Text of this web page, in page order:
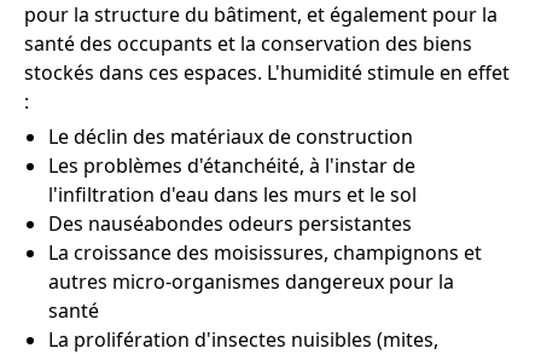
pour la structure du bâtiment, et également pour la
santé des occupants et la conservation des biens
stockés dans ces espaces. L'humidité stimule en effet
:
Le déclin des matériaux de construction
Les problèmes d'étanchéité, à l'instar de
l'infiltration d'eau dans les murs et le sol
Des nauséabondes odeurs persistantes
La croissance des moisissures, champignons et
autres micro-organismes dangereux pour la
santé
La prolifération d'insectes nuisibles (mites,